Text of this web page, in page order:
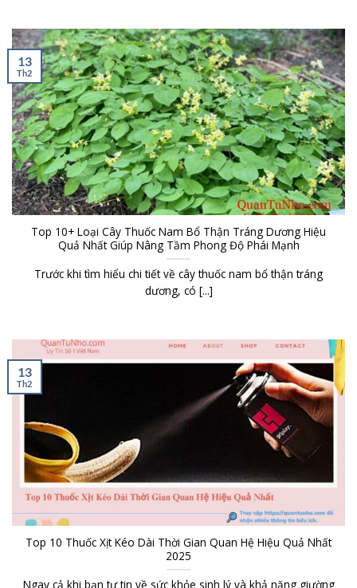
Top 10+ Loại Cây Thuốc Nam Bổ Thận Tráng Dương Hiệu
Quả Nhất Giúp Nâng Tầm Phong Độ Phái Mạnh
Trước khi tìm hiểu chi tiết về cây thuốc nam bổ thận tráng
dương, có [...]
13
Th2
Top 10 Thuốc Xịt Kéo Dài Thời Gian Quan Hệ Hiệu Quả Nhất
2025
Ngay cả khi bạn tự tin về sức khỏe sinh lý và khả năng giường
13
Th2